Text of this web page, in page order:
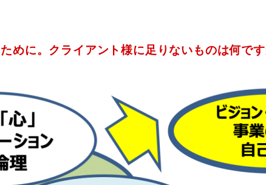
めに。クライアント様に足りないものは何で